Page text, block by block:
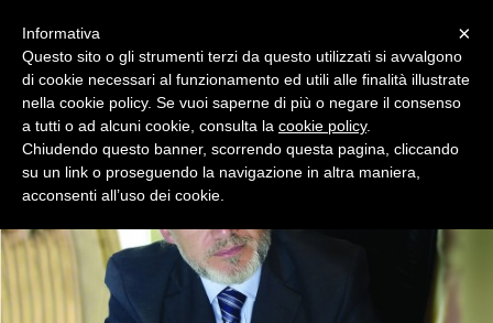
walter comello
psicologo psicoterapeuta
×
Informativa
Questo sito o gli strumenti terzi da questo utilizzati si avvalgono
di cookie necessari al funzionamento ed utili alle finalità illustrate
nella cookie policy. Se vuoi saperne di più o negare il consenso
a tutti o ad alcuni cookie, consulta la cookie policy.
Chiudendo questo banner, scorrendo questa pagina, cliccando
su un link o proseguendo la navigazione in altra maniera,
acconsenti all’uso dei cookie.